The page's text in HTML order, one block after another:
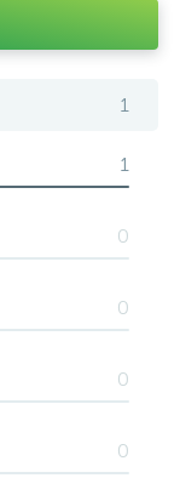
1
1
0
0
0
0